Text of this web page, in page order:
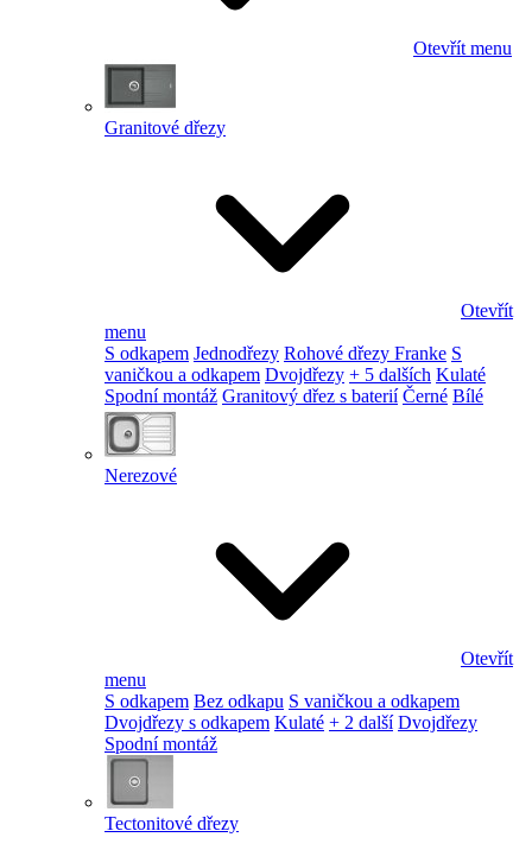
Otevřít menu
Granitové dřezy
Otevřít
menu
S odkapem Jednodřezy Rohové dřezy Franke S
vaničkou a odkapem Dvojdřezy + 5 dalších Kulaté
Spodní montáž Granitový dřez s baterií Černé Bílé
Nerezové
Otevřít
menu
S odkapem Bez odkapu S vaničkou a odkapem
Dvojdřezy s odkapem Kulaté + 2 další Dvojdřezy
Spodní montáž
Tectonitové dřezy